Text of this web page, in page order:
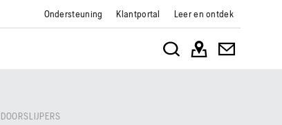
Ondersteuning Klantportal Leer en ontdek
DOORSLIJPERS